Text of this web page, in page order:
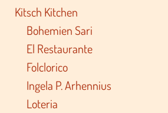
Kitsch Kitchen
Bohemien Sari
El Restaurante
Folclorico
Ingela P. Arhennius
Loteria